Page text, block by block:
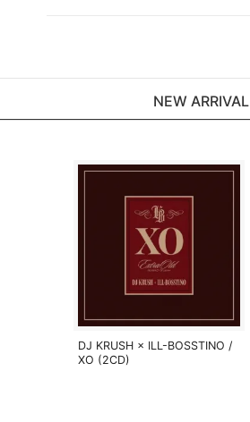
NEW ARRIVAL
DJ KRUSH × ILL-BOSSTINO /
XO (2CD)